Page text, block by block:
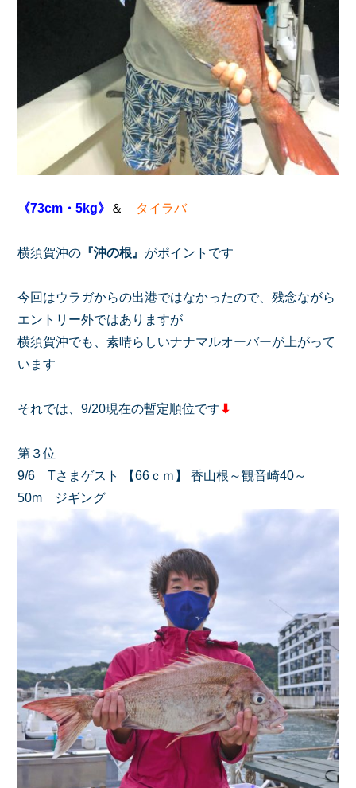
《73cm・5kg》 ＆ タイラバ
横須賀沖の 『沖の根』 がポイントです
今回はウラガからの出港ではなかったので、残念ながら
エントリー外ではありますが
横須賀沖でも、素晴らしいナナマルオーバーが上がって
います
それでは、9/20現在の暫定順位です⬇
第３位
9/6 Tさまゲスト 【66ｃｍ】 香山根～観音崎40～
50m ジギング